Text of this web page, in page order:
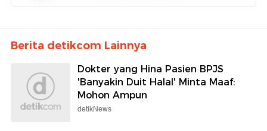
Berita detikcom Lainnya
Dokter yang Hina Pasien BPJS
'Banyakin Duit Halal' Minta Maaf:
Mohon Ampun
detikNews